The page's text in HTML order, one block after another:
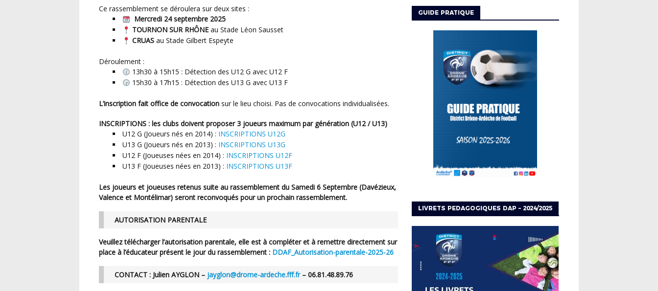
Ce rassemblement se déroulera sur deux sites :
Mercredi 24 septembre 2025
TOURNON SUR RHÔNE au Stade Léon Sausset
CRUASau Stade Gilbert Espeyte
Déroulement :
13h30 à 15h15 : Détection des U12 G avec U12 F
15h30 à 17h15 : Détection des U13 G avec U13 F
L’inscription fait office de convocation sur le lieu choisi. Pas de convocations individualisées.
INSCRIPTIONS : les clubs doivent proposer 3 joueurs maximum par génération (U12 / U13)
U12 G (Joueurs nés en 2014) : INSCRIPTIONS U12G
U13 G (Joueurs nés en 2013) : INSCRIPTIONS U13G
U12 F (Joueuses nées en 2014) : INSCRIPTIONS U12F
U13 F (Joueuses nées en 2013) : INSCRIPTIONS U13F
Les joueurs et joueuses retenus suite au rassemblement du Samedi 6 Septembre (Davézieux,
Valence et Montélimar) seront reconvoqués pour un prochain rassemblement.
AUTORISATION PARENTALE
Veuilleztélécharger l’autorisation parentale, elle est à compléter et à remettre directement sur
place à l’éducateur présent le jour du rassemblement : DDAF_Autorisation-parentale-2025-26
CONTACT : Julien AYGLON – jayglon@drome-ardeche.fff.fr– 06.81.48.89.76
GUIDE PRATIQUE
LIVRETS PEDAGOGIQUES DAP – 2024/2025